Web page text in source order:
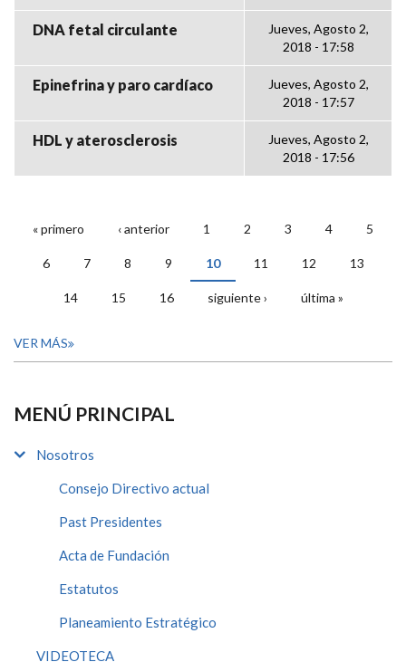
DNA fetal circulante
Jueves, Agosto 2,
2018 - 17:58
Epinefrina y paro cardíaco
Jueves, Agosto 2,
2018 - 17:57
HDL y aterosclerosis
Jueves, Agosto 2,
2018 - 17:56
PÁGINAS
« primero ‹ anterior 1 2 3 4 5
6 7 8 9 10 11 12 13
14 15 16 siguiente › última »
VER MÁS
MENÚ PRINCIPAL
Nosotros
Consejo Directivo actual
Past Presidentes
Acta de Fundación
Estatutos
Planeamiento Estratégico
VIDEOTECA